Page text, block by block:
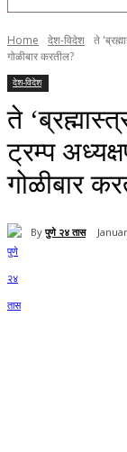
Home देश-विदेश ते
गोळीबार करतील?
देश-विदेश
ते
ट्रम्प
गोळीबार
By पुणे २४ तास